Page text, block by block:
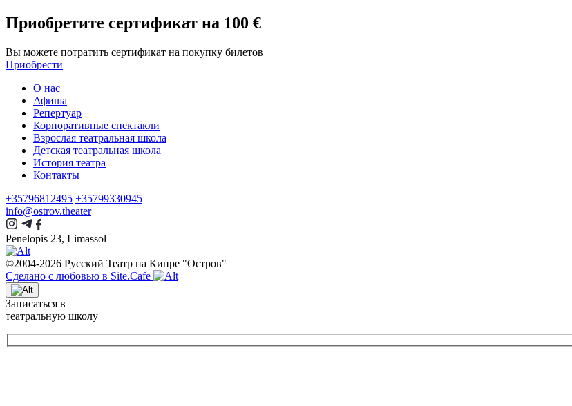
Приобретите сертификат на 100 €
Вы можете потратить сертификат на покупку билетов
Приобрести
О нас
Афиша
Репертуар
Корпоративные спектакли
Взрослая театральная школа
Детская театральная школа
История театра
Контакты
+35796812495 +35799330945
info@ostrov.theater
Penelopis 23, Limassol
©2004-2026 Русский Театр на Кипре "Остров"
Сделано с любовью в Site.Cafe
Записаться в
театральную школу